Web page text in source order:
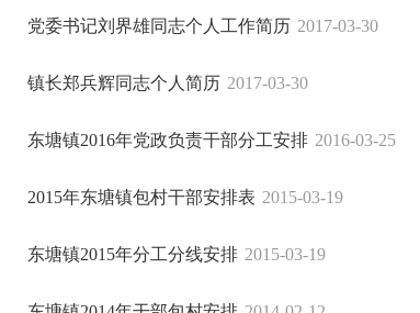
党委书记刘界雄同志个人工作简历 2017-03-30
镇长郑兵辉同志个人简历 2017-03-30
东塘镇2016年党政负责干部分工安排 2016-03-25
2015年东塘镇包村干部安排表 2015-03-19
东塘镇2015年分工分线安排 2015-03-19